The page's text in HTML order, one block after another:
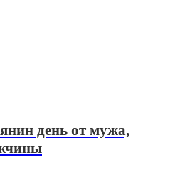
день от мужа,